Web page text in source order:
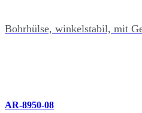
Bohrhülse, winkelstabil, mit
AR-8950-08